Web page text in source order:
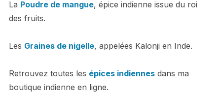
La Poudre de mangue, épice indienne issue du roi
des fruits.
Les Graines de nigelle, appelées Kalonji en Inde.
Retrouvez toutes les épices indiennesdans ma
boutique indienne en ligne.